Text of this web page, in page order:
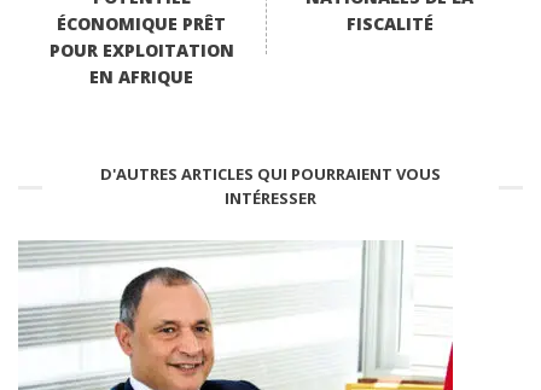
ÉCONOMIQUE PRÊT
POUR EXPLOITATION
EN AFRIQUE
FISCALITÉ
D'AUTRES ARTICLES QUI POURRAIENT VOUS
INTÉRESSER